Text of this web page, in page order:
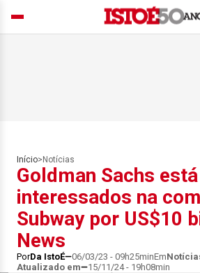
Início> Notícias
Goldman Sachs
interessados na
Subway por US$10
News
PorDa IstoÉ 06/03/23 - 09h25minEm
Atualizado em
15/11/24 - 19h08min